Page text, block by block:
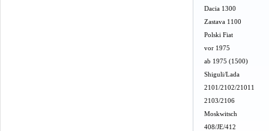
Dacia 1300
Zastava 1100
Polski Fiat
vor 1975
ab 1975 (1500)
Shiguli/Lada
2101/2102/21011
2103/2106
Moskwitsch
408/JE/412